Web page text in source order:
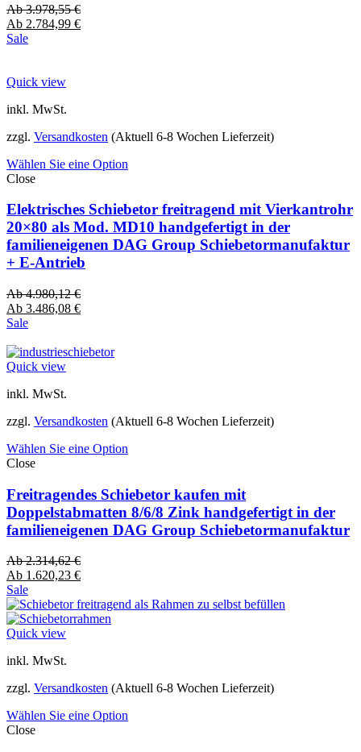
Ab3.978,55€
Ab 2.784,99 €
Sale
Quick view
inkl. MwSt.
zzgl. Versandkosten (Aktuell 6-8 Wochen Lieferzeit)
Wählen Sie eine Option
Close
Elektrisches Schiebetor freitragend mit Vierkantrohr
20×80 als Mod. MD10 handgefertigt in der
familieneigenen DAG Group Schiebetormanufaktur
+ E-Antrieb
Ab4.980,12€
Ab 3.486,08 €
Sale
Quick view
inkl. MwSt.
zzgl. Versandkosten (Aktuell 6-8 Wochen Lieferzeit)
Wählen Sie eine Option
Close
Freitragendes Schiebetor kaufen mit
Doppelstabmatten 8/6/8 Zink handgefertigt in der
familieneigenen DAG Group Schiebetormanufaktur
Ab2.314,62€
Ab 1.620,23 €
Sale
Quick view
inkl. MwSt.
zzgl. Versandkosten (Aktuell 6-8 Wochen Lieferzeit)
Wählen Sie eine Option
Close